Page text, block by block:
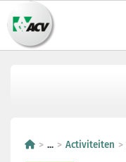
... Activiteiten